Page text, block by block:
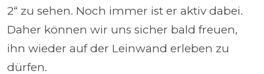
2“ zu sehen. Noch immer ist er aktiv dabei.
Daher können wir uns sicher bald freuen,
ihn wieder auf der Leinwand erleben zu
dürfen.